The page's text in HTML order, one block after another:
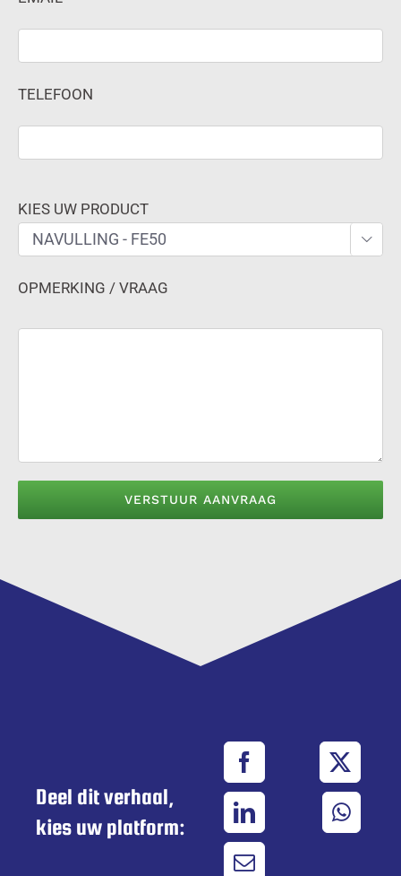
TELEFOON
KIES UW PRODUCT

OPMERKING / VRAAG
Deel dit verhaal,
kies uw platform: